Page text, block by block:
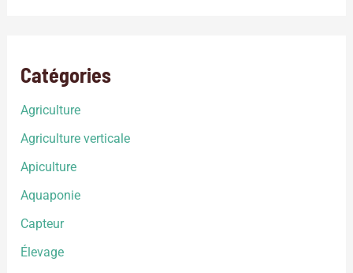
Catégories
Agriculture
Agriculture verticale
Apiculture
Aquaponie
Capteur
Élevage